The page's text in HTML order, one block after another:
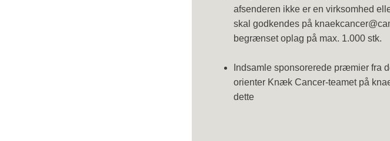
afsenderen ikke er en virksomhed
skal godkendes på
begrænset oplag på max. 1.000 stk.
Indsamle sponsorerede præmier fra
orienter Knæk Cancer-teamet på
dette